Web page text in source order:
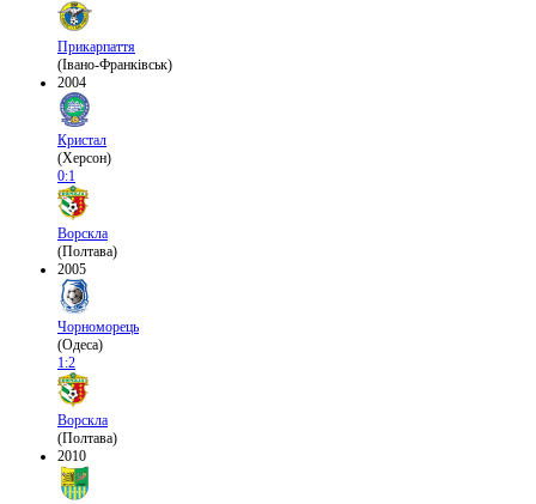
Прикарпаття
(Івано-Франківськ)
2004
Кристал
(Херсон)
0:1
Ворскла
(Полтава)
2005
Чорноморець
(Одеса)
1:2
Ворскла
(Полтава)
2010